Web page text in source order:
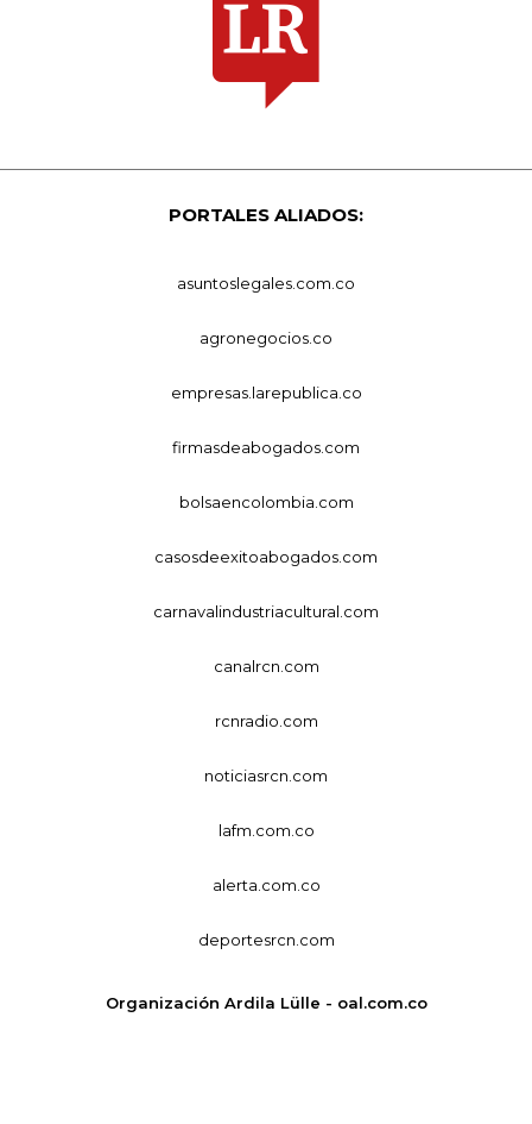
PORTALES ALIADOS:
asuntoslegales.com.co
agronegocios.co
empresas.larepublica.co
firmasdeabogados.com
bolsaencolombia.com
casosdeexitoabogados.com
carnavalindustriacultural.com
canalrcn.com
rcnradio.com
noticiasrcn.com
lafm.com.co
alerta.com.co
deportesrcn.com
Organización Ardila Lülle - oal.com.co